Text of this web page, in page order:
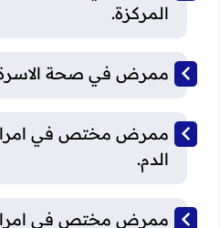
المركزة.
ممرض في صحة الاسرة
ممرض مختص في
الدم.
ممرض مختص في